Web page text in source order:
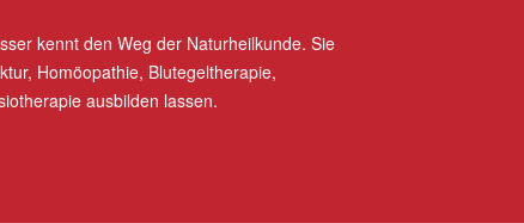
kennt den Weg der Naturheilkunde. Sie
Homöopathie, Blutegeltherapie,
ausbilden lassen.